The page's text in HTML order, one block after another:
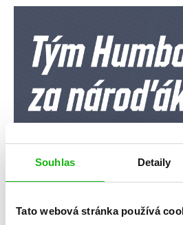
Souhlas Detaily
Tato webová stránka používá